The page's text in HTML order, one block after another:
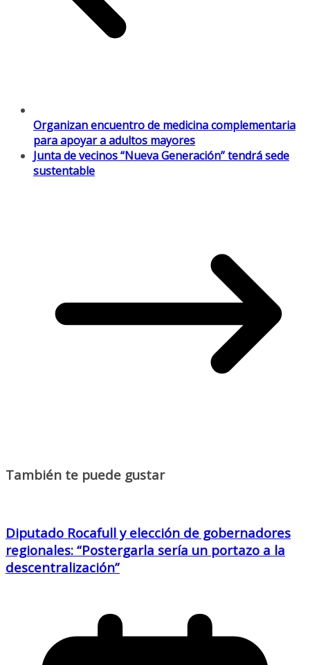
Organizan encuentro de medicina complementaria
para apoyar a adultos mayores
Junta de vecinos “Nueva Generación” tendrá sede
sustentable
También te puede gustar
Diputado Rocafull y elección de gobernadores
regionales: “Postergarla sería un portazo a la
descentralización”